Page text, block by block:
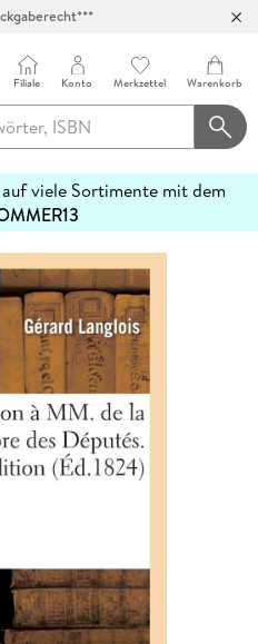
Filiale Konto Merkzettel Warenkorb
viele Sortimente mit dem